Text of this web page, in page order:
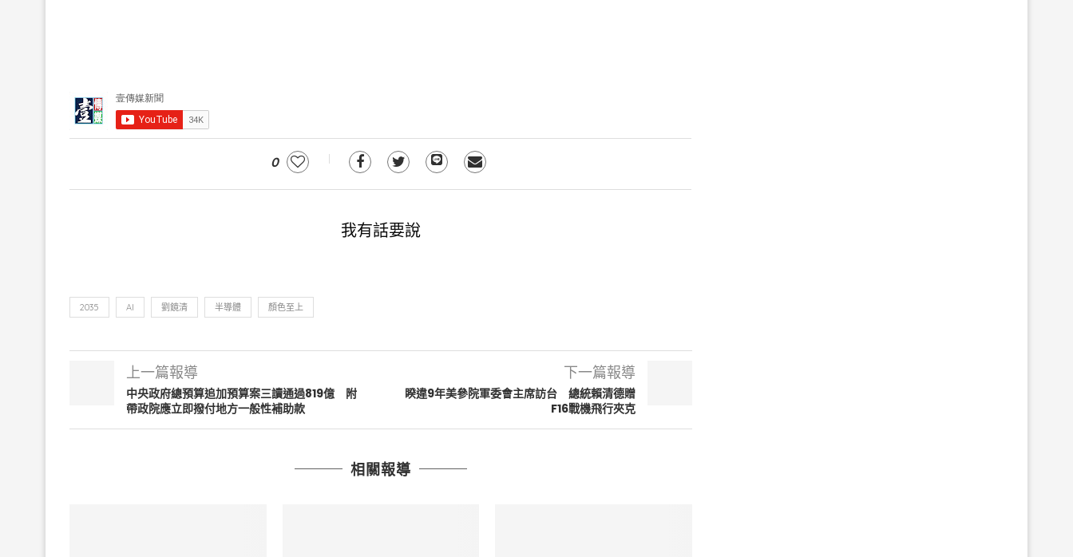
0
我有話要說
2035 AI 劉鏡清 半導體 顏色至上
上一篇報導
中央政府總預算追加預算案三讀通過819億 附
帶政院應立即撥付地方一般性補助款
下一篇報導
睽違9年美參院軍委會主席訪台 總統賴清德贈
F16戰機飛行夾克
相關報導